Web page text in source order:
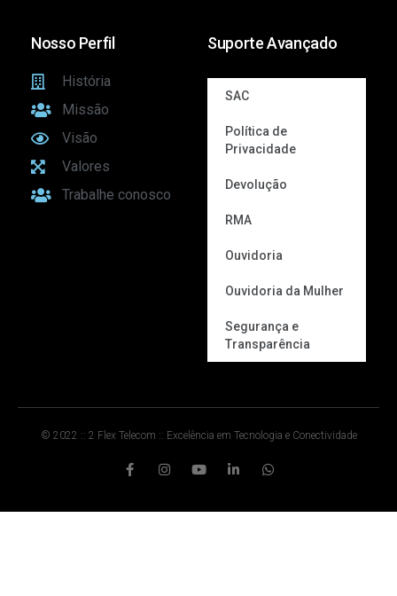
Nosso Perfil
História
Missão
Visão
Valores
Trabalhe conosco
Suporte Avançado
SAC
Política de
Privacidade
Devolução
RMA
Ouvidoria
Ouvidoria da Mulher
Segurança e
Transparência
© 2022 :: 2 Flex Telecom :: Excelência em Tecnologia e Conectividade